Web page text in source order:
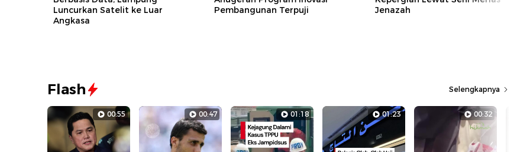
Luncurkan Satelit ke Luar
Angkasa
Pembangunan Terpuji
Jenazah
Flash Selengkapnya
00:55 00:47 01:18 01:23 00:32